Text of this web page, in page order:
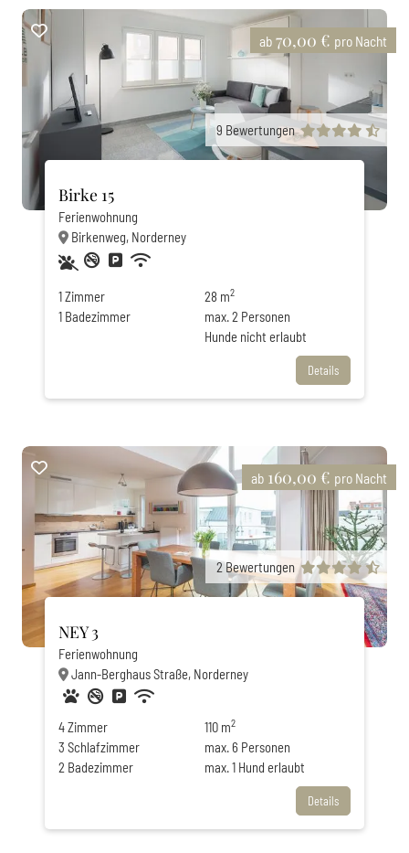
ab 70,00 € pro Nacht
9 Bewertungen
Birke 15
Ferienwohnung
Birkenweg, Norderney
Haustiere erlaubt
Nichtraucher
Privatparkplatz
WLAN
1Zimmer
1 Badezimmer
28 m2
max. 2 Personen
Hunde nicht erlaubt
Details
ab 160,00 € pro Nacht
2Bewertungen
NEY 3
Ferienwohnung
Jann-Berghaus Straße, Norderney
Haustiere erlaubt
Nichtraucher
Privatparkplatz
WLAN
4Zimmer
3 Schlafzimmer
2 Badezimmer
110 m2
max. 6 Personen
max. 1 Hund erlaubt
Details